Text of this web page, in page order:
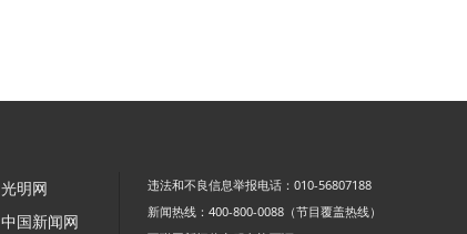
光明网
中国新闻网
违法和不良信息举报电话：010-56807188
新闻热线：400-800-0088（节目覆盖热线）